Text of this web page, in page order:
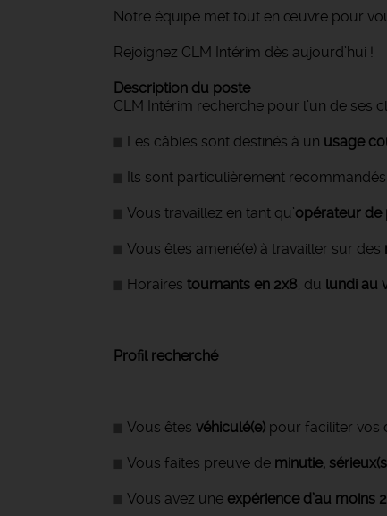
Notre équipe met tout en œuvre pour
Rejoignez CLM Intérim dès aujourd’hui !
Description du poste
CLM Intérim recherche pour l’un de ses
Les câbles sont destinés à un usage
Ils sont particulièrement
Vous travaillez en tant qu’opérateur
Vous êtes amené(e) à travailler sur des
Horaires tournants en 2x8, du lundi au
Profil recherché
Vous êtes véhiculé(e) pour faciliter vos
Vous faites preuve de minutie,
Vous avez une expérience d’au moins